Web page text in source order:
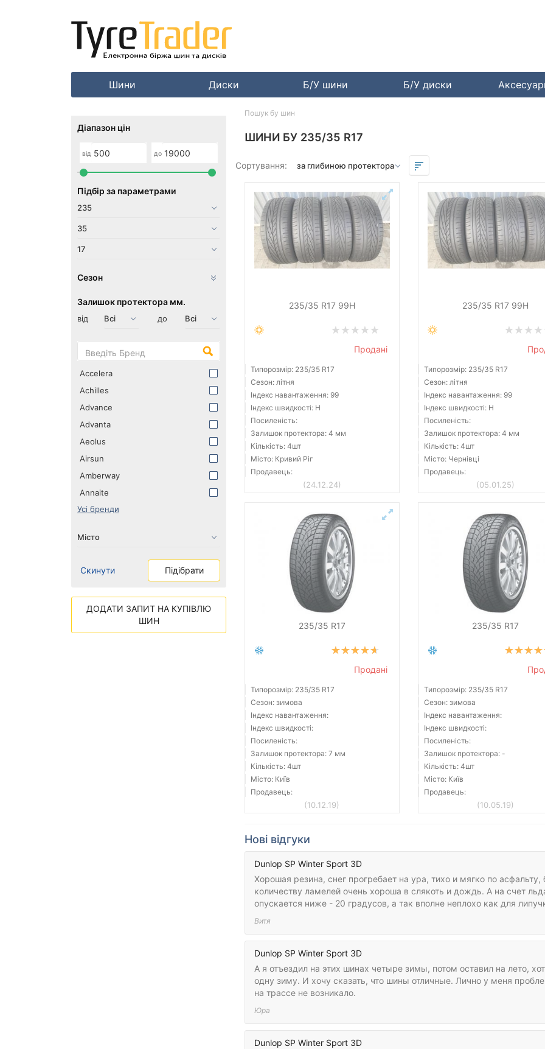
Шини Диски Б/У шини Б/У диски
ШИНИ БУ 235/35 R17
Сортування:
235/35 R17 99H
Продані
Типорозмір: 235/35 R17
Сезон: літня
Індекс навантаження: 99
Індекс швидкості: H
Посиленість:
Залишок протектора: 4 мм
Кількість: 4шт
Місто: Кривий Ріг
Продавець:
(24.12.24)
235/35 R17 99H
Типорозмір: 235/35 R17
Сезон: літня
Індекс навантаження: 99
Індекс швидкості: H
Посиленість:
Залишок протектора: 4 мм
Кількість: 4шт
Місто: Чернівці
Продавець:
(05.01.25)
235/35 R17
Продані
Типорозмір: 235/35 R17
Сезон: зимова
Індекс навантаження:
Індекс швидкості:
Посиленість:
Залишок протектора: 7 мм
Кількість: 4шт
Місто: Київ
Продавець:
(10.12.19)
235/35 R17
Типорозмір: 235/35 R17
Сезон: зимова
Індекс навантаження:
Індекс швидкості:
Посиленість:
Залишок протектора: -
Кількість: 4шт
Місто: Київ
Продавець:
(10.05.19)
Нові відгуки
Dunlop SP Winter Sport 3D
Хорошая резина, снег прогребает на ура, тихо и мягко по
количеству ламелей очень хороша в слякоть и дождь. А на счет
опускается ниже - 20 градусов, а так вполне неплохо как для
Витя
Dunlop SP Winter Sport 3D
А я отъездил на этих шинах четыре зимы, потом оставил на лето,
одну зиму. И хочу сказать, что шины отличные. Лично у меня
на трассе не возникало.
Юра
Dunlop SP Winter Sport 3D
Пошук бу шин
Діапазон цін
від до
Підбір за параметрами
Сезон
Залишок протектора мм.
від до
Accelera
Achilles
Advance
Advanta
Aeolus
Airsun
Amberway
Annaite
Усі бренди
Скинути Підібрати
ДОДАТИ ЗАПИТ НА КУПІВЛЮ
ШИН